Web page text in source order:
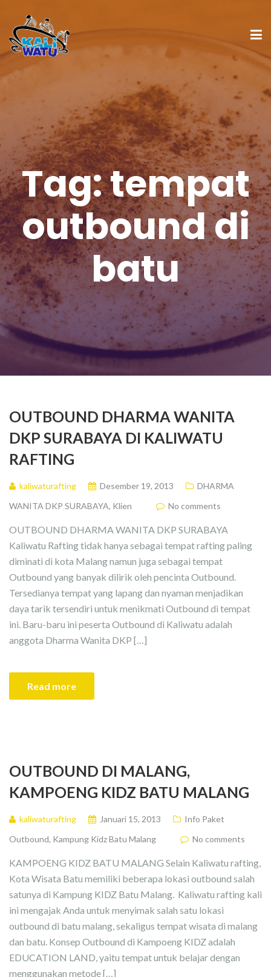
Tag:tempat
outbound di
batu
OUTBOUND DHARMA WANITA
DKP SURABAYA DI KALIWATU
RAFTING
kaliwaturafting Desember 19, 2013
DHARMA
WANITA DKP SURABAYA, Klien No comments
OUTBOUND DHARMA WANITA DKP SURABAYA
Kaliwatu Rafting tidak hanya sebagai tempat rafting paling
diminati di kota Malang namun juga sebagai tempat
Outbound yang banyak dilirik oleh pencinta Outbound.
Tersedianya tempat yang lapang dan nyaman menjadikan
daya tarik tersendiri untuk menikmati Outbound di tempat
ini. Baru-baru ini peserta Outbound di Kaliwatu adalah
anggota Dharma Wanita DKP […]
Read more
OUTBOUND DI MALANG,
KAMPOENG KIDZ BATU MALANG
kaliwaturafting Januari 15, 2013
Info Paket
Outbound, Kampung Kidz Batu Malang No comments
KAMPOENG KIDZ BATU MALANG Selain Kaliwatu rafting,
Kota Wisata Batu memiliki beberapa lokasi outbound salah
satunya di Kampung KIDZ Batu Malang. Kaliwatu rafting kali
ini mengajak Anda untuk menyimak salah satu lokasi
outbound di batu malang, sekaligus tempat wisata di malang
dan batu. Konsep Outbound di Kampoeng KIDZ adalah
EDUCATION LAND, yaitu tempat untuk belajar dengan
menggunakan metode […]